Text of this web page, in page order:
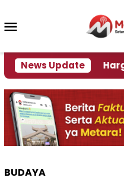
konten
News Update
Krisi Air Harga
BUDAYA